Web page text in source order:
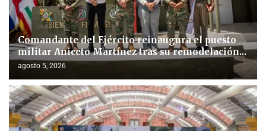
Comandante del Ejército reinaugura el puesto
militar Aniceto Martínez tras su remodelación...
agosto 5, 2026